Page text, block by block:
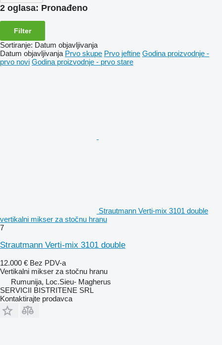
2 oglasa: Pronađeno
Filter
Sortiranje: Datum objavljivanja
Datum objavljivanja Prvo skupe Prvo jeftine Godina proizvodnje -
prvo novi Godina proizvodnje - prvo stare
Strautmann Verti-mix 3101 double
vertikalni mikser za stočnu hranu
7
Strautmann Verti-mix 3101 double
12.000 € Bez PDV-a
Vertikalni mikser za stočnu hranu
Rumunija, Loc.Sieu- Magherus
SERVICII BISTRITENE SRL
Kontaktirajte prodavca